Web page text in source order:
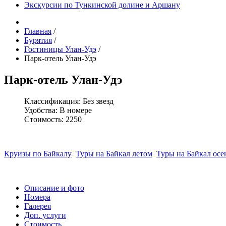
Экскурсии по Тункинской долине и Аршану
Главная /
Бурятия /
Гостиницы Улан-Удэ /
Парк-отель Улан-Удэ
Парк-отель Улан-Удэ
Классификация: Без звезд
Удобства: В номере
Стоимость: 2250
Круизы по Байкалу Туры на Байкал летом Туры на Байкал
Описание и фото
Номера
Галерея
Доп. услуги
Стоимость